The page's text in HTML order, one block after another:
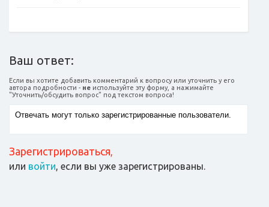
Ваш ответ:
Если вы хотите добавить комментарий к вопросу или уточнить у его
автора подробности - не используйте эту форму, а нажимайте
"Уточнить/обсудить вопрос" под текстом вопроса!
Зарегистрироваться,
или войти, если вы уже зарегистрированы.